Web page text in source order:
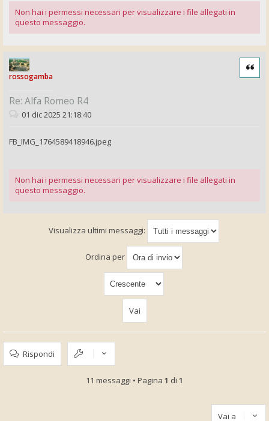
Non hai i permessi necessari per visualizzare i file allegati in
questo messaggio.
rossogamba
Re: Alfa Romeo R4
Cita
01 dic 2025 21:18:40
FB_IMG_1764589418946.jpeg
Non hai i permessi necessari per visualizzare i file allegati in
questo messaggio.
Visualizza ultimi messaggi:
Ordina per
Rispondi
11 messaggi • Pagina 1 di 1
Vai a